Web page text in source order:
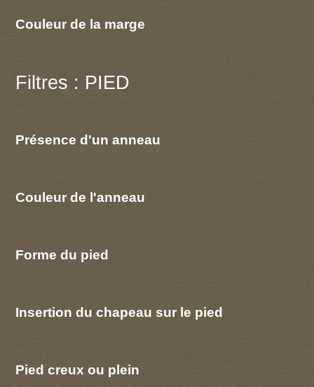
Couleur de la marge
Filtres : PIED
Présence d'un anneau
Couleur de l'anneau
Forme du pied
Insertion du chapeau sur le pied
Pied creux ou plein